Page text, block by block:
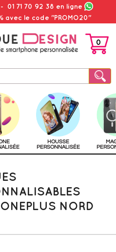
- 01 71 70 92 38 en ligne
avec le code "PROMO20"
PANIER
0
HOUSSE
PERSONNALISÉE
NORD